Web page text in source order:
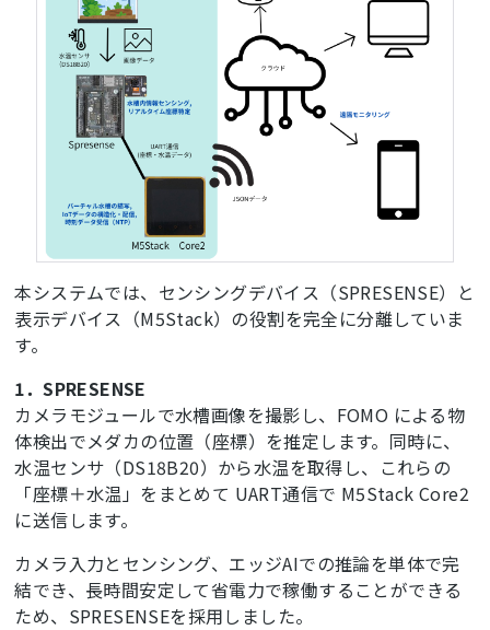
本システムでは、センシングデバイス（SPRESENSE）と
表示デバイス（M5Stack）の役割を完全に分離していま
す。
1．SPRESENSE
カメラモジュールで水槽画像を撮影し、FOMO による物
体検出でメダカの位置（座標）を推定します。同時に、
水温センサ（DS18B20）から水温を取得し、これらの
「座標＋水温」をまとめて UART通信で M5Stack Core2
に送信します。
カメラ入力とセンシング、エッジAIでの推論を単体で完
結でき、長時間安定して省電力で稼働することができる
ため、SPRESENSEを採用しました。